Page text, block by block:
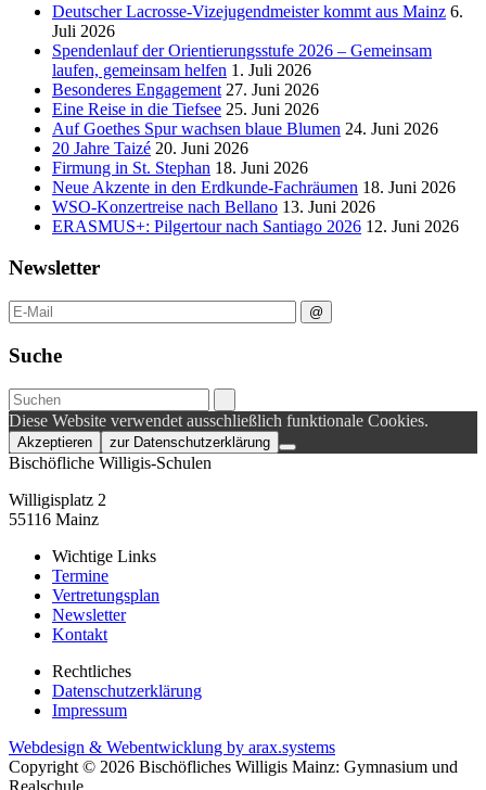
Deutscher Lacrosse-Vizejugendmeister kommt aus Mainz 6.
Juli 2026
Spendenlauf der Orientierungsstufe 2026 – Gemeinsam
laufen, gemeinsam helfen 1. Juli 2026
Besonderes Engagement 27. Juni 2026
Eine Reise in die Tiefsee 25. Juni 2026
Auf Goethes Spur wachsen blaue Blumen 24. Juni 2026
20 Jahre Taizé 20. Juni 2026
Firmung in St. Stephan 18. Juni 2026
Neue Akzente in den Erdkunde‑Fachräumen 18. Juni 2026
WSO-Konzertreise nach Bellano 13. Juni 2026
ERASMUS+: Pilgertour nach Santiago 2026 12. Juni 2026
Newsletter
Suche
Diese Website verwendet ausschließlich funktionale Cookies.
Akzeptieren zur Datenschutzerklärung
Bischöfliche Willigis-Schulen
Willigisplatz 2
55116 Mainz
Wichtige Links
Termine
Vertretungsplan
Newsletter
Kontakt
Rechtliches
Datenschutzerklärung
Impressum
Webdesign & Webentwicklung by arax.systems
Copyright © 2026 Bischöfliches Willigis Mainz: Gymnasium und
Realschule